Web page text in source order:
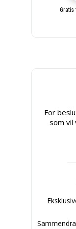
Gratis
For
som vil